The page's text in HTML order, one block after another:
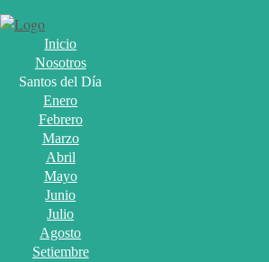
Inicio
Nosotros
Santos del Día
Enero
Febrero
Marzo
Abril
Mayo
Junio
Julio
Agosto
Setiembre